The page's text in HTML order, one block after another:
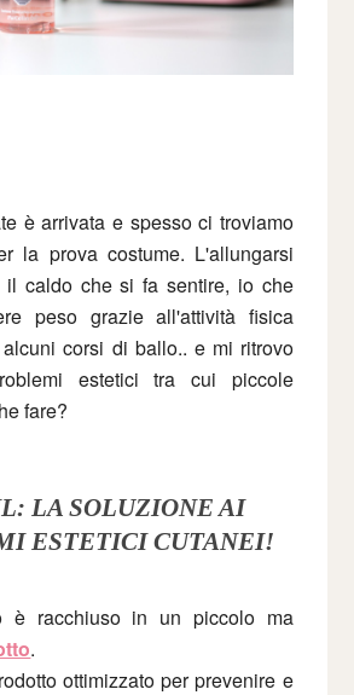
è arrivata e spesso ci troviamo
la prova costume. L'allungarsi
il caldo che si fa sentire, io che
peso grazie all'attività fisica
corsi di ballo.. e mi ritrovo
estetici tra cui piccole
fare?
LA SOLUZIONE AI
ESTETICI CUTANEI!
è racchiuso in un piccolo ma
.
ottimizzato per prevenire e